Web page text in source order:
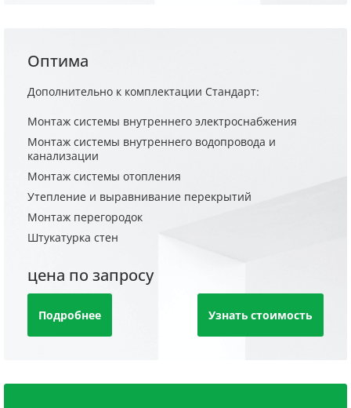
Оптима
Дополнительно к комплектации Стандарт:
Монтаж системы внутреннего электроснабжения
Монтаж системы внутреннего водопровода и
канализации
Монтаж системы отопления
Утепление и выравнивание перекрытий
Монтаж перегородок
Штукатурка стен
цена по запросу
Подробнее Узнать стоимость